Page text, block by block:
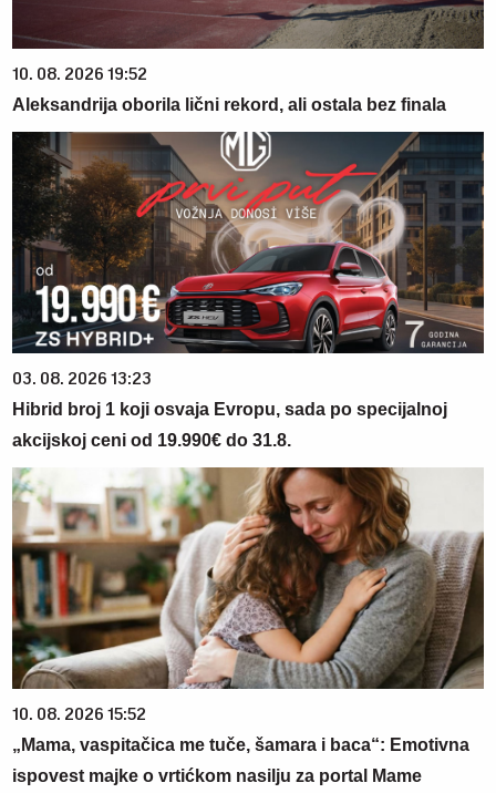
10. 08. 2026 19:52
Aleksandrija oborila lični rekord, ali ostala bez finala
03. 08. 2026 13:23
Hibrid broj 1 koji osvaja Evropu, sada po specijalnoj
akcijskoj ceni od 19.990€ do 31.8.
10. 08. 2026 15:52
„Mama, vaspitačica me tuče, šamara i baca“: Emotivna
ispovest majke o vrtićkom nasilju za portal Mame